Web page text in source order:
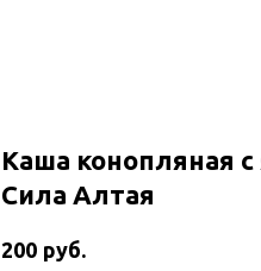
Каша конопляная
Сила Алтая
200 руб.